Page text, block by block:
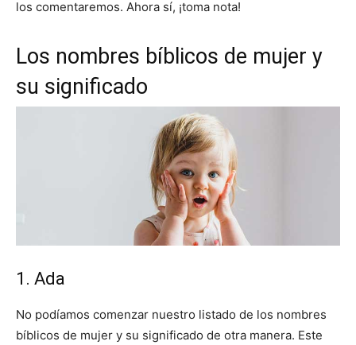
los comentaremos. Ahora sí, ¡toma nota!
Los nombres bíblicos de mujer y
su significado
1. Ada
No podíamos comenzar nuestro listado de los nombres
bíblicos de mujer y su significado de otra manera. Este